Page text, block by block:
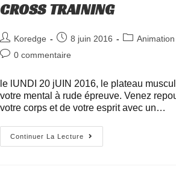
CROSS TRAINING
Koredge 8 juin 2016 Animation
0 commentaire
le lUNDI 20 jUIN 2016, le plateau
votre mental à rude épreuve. Venez
votre corps et de votre esprit avec un…
Continuer La Lecture